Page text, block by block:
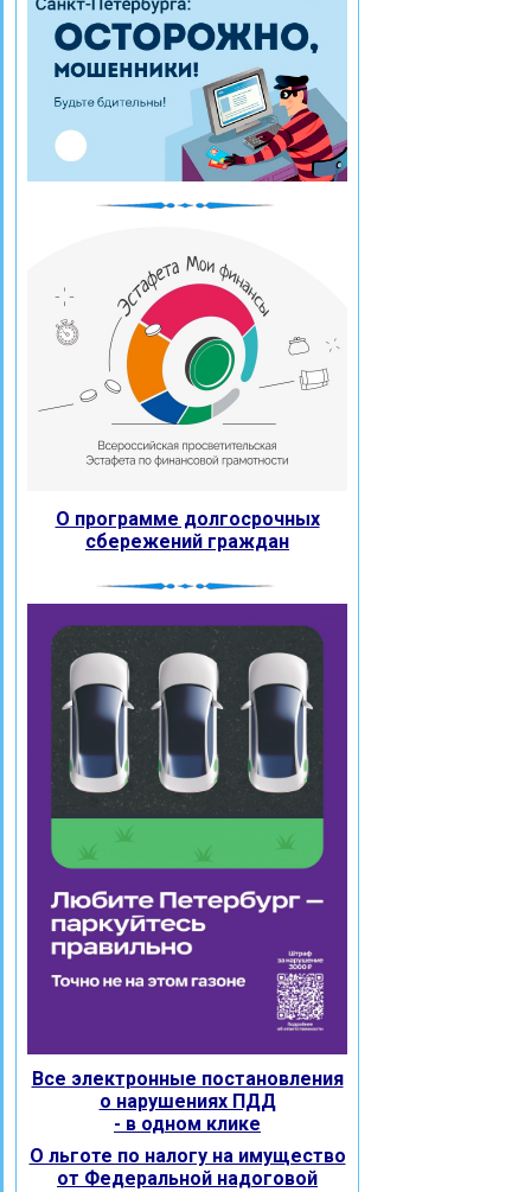
О программе долгосрочных
сбережений граждан
Все электронные постановления
о нарушениях ПДД
- в одном клике
О льготе по налогу на имущество
от Федеральной надоговой